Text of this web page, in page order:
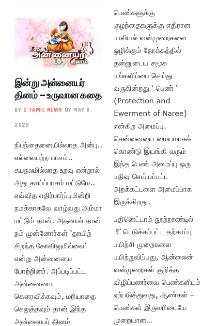
இன்று அன்னையர்
தினம் – உருவான கதை
BY G TAMIL NEWS BY MAY 8,
2022
நிபந்தைனையில்லாத அன்பு..
எல்லையற்ற பாசம்..
சுயநலமில்லாத உறவு என்றால்
அது தாய்ப்பாசம் மட்டுமே..
எவ்வித எதிர்பார்ப்புமின்றி
நமக்காகவே வாழ்வது அம்மா
மட்டும் தான். அதனால் தான்
நம் முன்னோர்கள் ‘தாயிற்
சிறந்த கோவிலுமில்லை’
என்று அன்னையை
போற்றினர். அப்படிப்பட்ட
அன்னையை
கௌரவிக்கவும், மரியாதை
செலுத்தவும் தான் இந்த
அன்னையர் தினம்
பெண்களுக்கு
குழந்தைகளுக்கு எதிரான
பாலியல் வன்முறைகளை
ஒழிக்கும் நோக்கத்தில்
தன்னுடைய சமூக
பங்களிப்பை செய்து
வருகின்றது ‘ பெண் ‘
(Protection and
Ewerment of Naree)
என்கிற அமைப்பு.
சென்னையை மையமாகக்
கொண்டு இயங்கி வரும்
இந்த பெண் அமைப்பு ஒரு
பதிவு செய்யப்பட்ட
அறக்கட்டளை அமைப்பாக
இருக்கிறது.
பதினெட்டாம் நூற்றாண்டில்
மீட்டெடுக்கப்பட்ட தற்காப்பு
பயிற்சி முறைகளை
பயிற்றுவிப்பது, ஆன்லைன்
வன்முறைகள் குறித்த
விழிப்புணர்வை பெண்களிடம்
ஏற்படுத்துவது, ஆண்கள் –
பெண்கள் இருவரிடையே
முறையான…